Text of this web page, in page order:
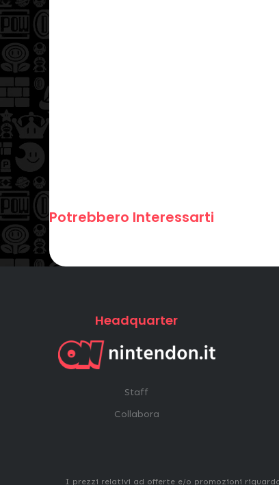
Potrebbero Interessarti
Headquarter
Staff
Collabora
I prezzi relativi ad offerte e/o promozioni